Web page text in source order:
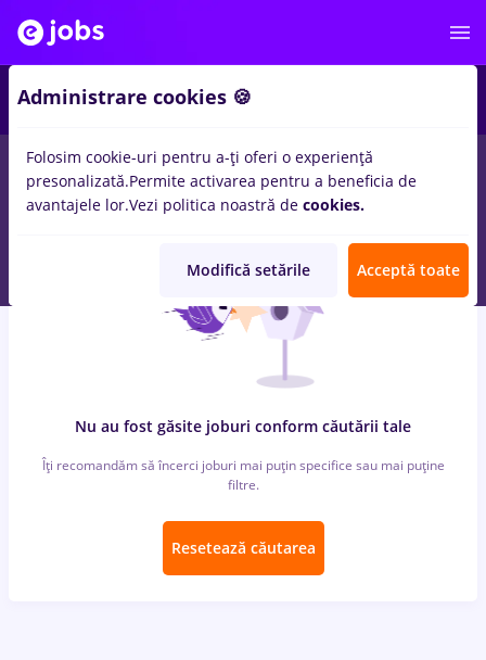
locuri de muncae.on, Part timein Timisoarapentru
Transport / Distributie, IT / Telecom
Nu au fost găsite joburi conform căutării tale
Îți recomandăm să încerci joburi mai puțin specifice sau mai puține
filtre.
Resetează căutarea
Administrare cookies 🍪
Folosim cookie-uri pentru a-ți oferi o experiență
presonalizată.Permite activarea pentru a beneficia de
avantajele lor.Vezi politica noastră de cookies.
Modifică setările Acceptă toate